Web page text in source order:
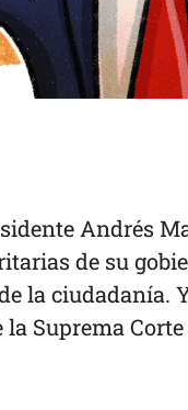
Andrés
de su
la ciudadanía.
la Suprema